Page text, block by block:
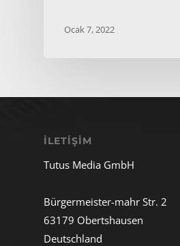
Ocak 7, 2022
İLETIŞIM
Tutus Media GmbH
Bürgermeister-mahr Str. 2
63179 Obertshausen
Deutschland